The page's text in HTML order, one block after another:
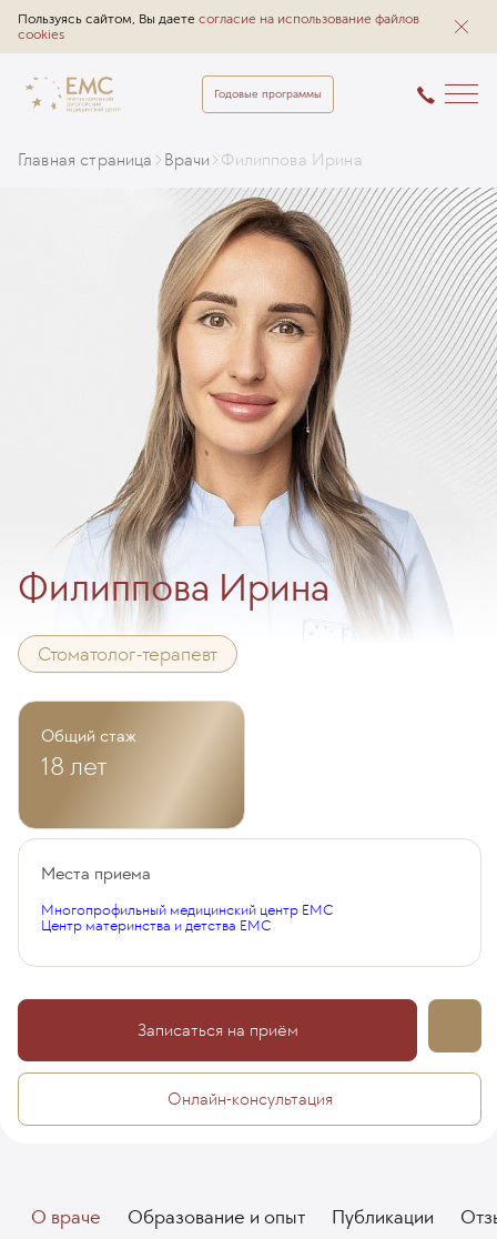
Пользуясь сайтом, Вы даете согласие на использование файлов
cookies
Годовые программы
Главная страница Врачи Филиппова Ирина
Филиппова Ирина
Стоматолог-терапевт
Общий стаж
18 лет
Места приема
Многопрофильный медицинский центр EMC
Центр материнства и детства EMC
Записаться на приём
Онлайн-консультация
О враче Образование и опыт Публикации